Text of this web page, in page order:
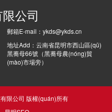
公司
郵箱E-mail：ykds@ykds.cn
地址Add：云南省昆明市西山區(qū)
黑蕎母66號（黑蕎母農(nóng)貿
(mào)市場旁）
限公司 版權(quán)所有